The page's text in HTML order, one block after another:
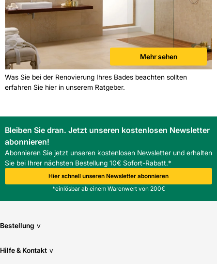
Mehr sehen
Was Sie bei der Renovierung Ihres Bades beachten sollten
erfahren Sie hier in unserem Ratgeber.
Bleiben Sie dran. Jetzt unseren kostenlosen Newsletter
abonnieren!
Abonnieren Sie jetzt unseren kostenlosen Newsletter und erhalten
Sie bei Ihrer nächsten Bestellung 10€ Sofort-Rabatt.*
Hier schnell unseren Newsletter abonnieren
*einlösbar ab einem Warenwert von 200€
Bestellung v
Hilfe & Kontakt v